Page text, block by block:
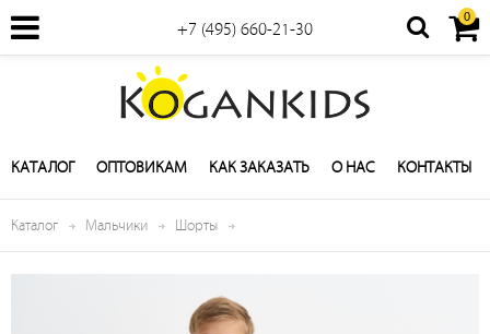
+7 (495) 660-21-30
0
КАТАЛОГ ОПТОВИКАМ КАК ЗАКАЗАТЬ О НАС КОНТАКТЫ
Каталог Мальчики Шорты